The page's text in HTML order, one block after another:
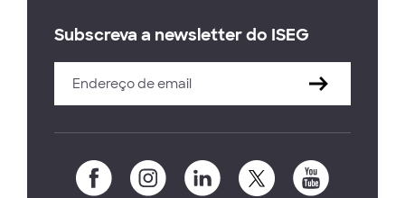
Subscreva a newsletter do ISEG